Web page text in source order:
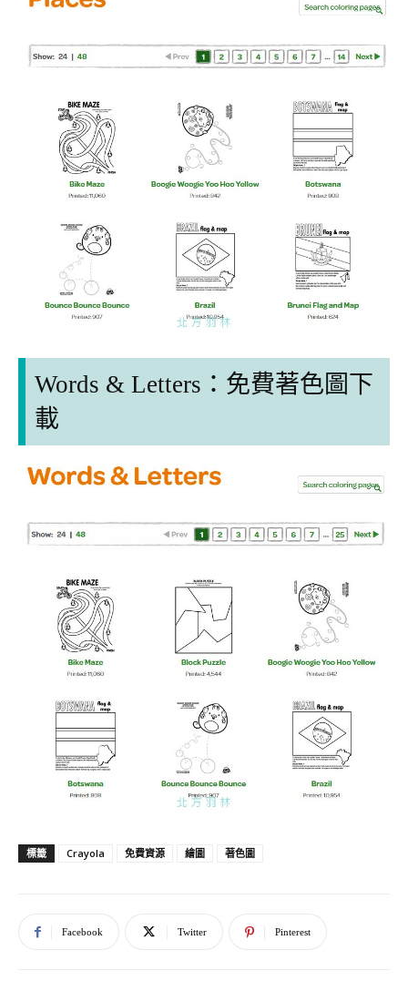
Words & Letters： 免費著色圖下
載
標籤 Crayola 免費資源 繪圖 著色圖
Facebook Twitter Pinterest